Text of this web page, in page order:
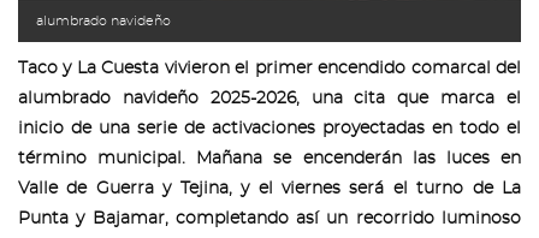
alumbrado navideño
Taco y La Cuesta vivieron el primer encendido comarcal del
alumbrado navideño 2025-2026, una cita que marca el
inicio de una serie de activaciones proyectadas en todo el
término municipal. Mañana se encenderán las luces en
Valle de Guerra y Tejina, y el viernes será el turno de La
Punta y Bajamar, completando así un recorrido luminoso